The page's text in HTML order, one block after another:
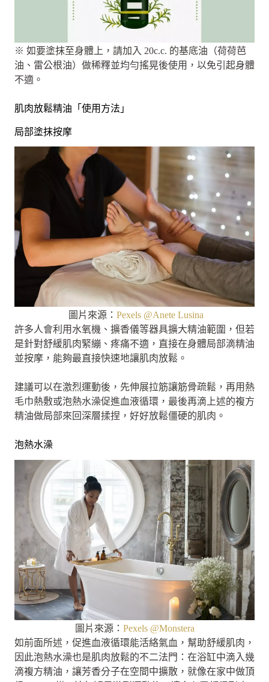
※ 如要塗抹至身體上，請加入 20c.c. 的基底油（荷荷芭
油、雷公根油）做稀釋並均勻搖晃後使用，以免引起身體
不適。
肌肉放鬆精油「使用方法」
局部塗抹按摩
圖片來源： Pexels @Anete Lusina
許多人會利用水氧機、擴香儀等器具擴大精油範圍，但若
是針對舒緩肌肉緊繃、疼痛不適，直接在身體局部滴精油
並按摩，能夠最直接快速地讓肌肉放鬆。
建議可以在激烈運動後，先伸展拉筋讓筋骨疏鬆，再用熱
毛巾熱敷或泡熱水澡促進血液循環，最後再滴上述的複方
精油做局部來回深層揉捏，好好放鬆僵硬的肌肉。
泡熱水澡
圖片來源： Pexels @Monstera
如前面所述，促進血液循環能活絡氣血，幫助舒緩肌肉，
因此泡熱水澡也是肌肉放鬆的不二法門：在浴缸中滴入幾
滴複方精油，讓芳香分子在空間中擴散，就像在家中做頂